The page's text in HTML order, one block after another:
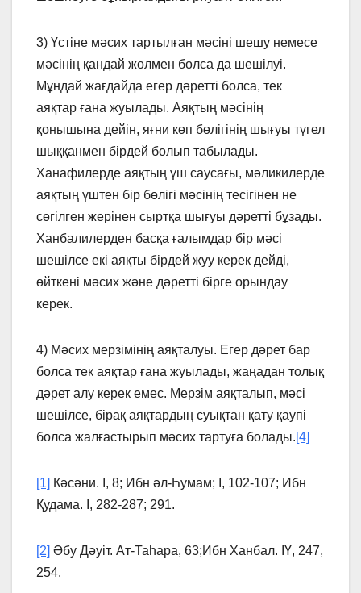
3) Үстiне мәсих тартылған мәсiнi шешу немесе
мәсінің қандай жолмен болса да шешiлуi.
Мұндай жағдайда егер дәреттi болса, тек
аяқтар ғана жуылады. Аяқтың мәсiнiң
қонышына дейiн, яғни көп бөлiгiнiң шығуы түгел
шыққанмен бiрдей болып табылады.
Ханафилерде аяқтың үш саусағы, мәликилерде
аяқтың үштен бiр бөлiгi мәсiнiң тесiгiнен не
сөгiлген жерiнен сыртқа шығуы дәреттi бұзады.
Ханбалилерден басқа ғалымдар бiр мәсi
шешiлсе екi аяқты бiрдей жуу керек дейдi,
өйткенi мәсих және дәреттi бiрге орындау
керек.
4) Мәсих мерзiмiнiң аяқталуы. Егер дәрет бар
болса тек аяқтар ғана жуылады, жаңадан толық
дәрет алу керек емес. Мерзiм аяқталып, мәсi
шешiлсе, бiрақ аяқтардың суықтан қату қаупi
болса жалғастырып мәсих тартуға болады.[4]
[1] Кәсәни. І, 8; Ибн әл-Һумам; І, 102-107; Ибн
Қудама. І, 282-287; 291.
[2] Әбу Дәуіт. Ат-Таһара, 63;Ибн Ханбал. IҮ, 247,
254.